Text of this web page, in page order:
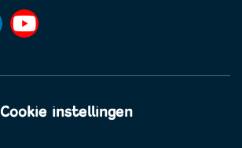
Cookie instellingen